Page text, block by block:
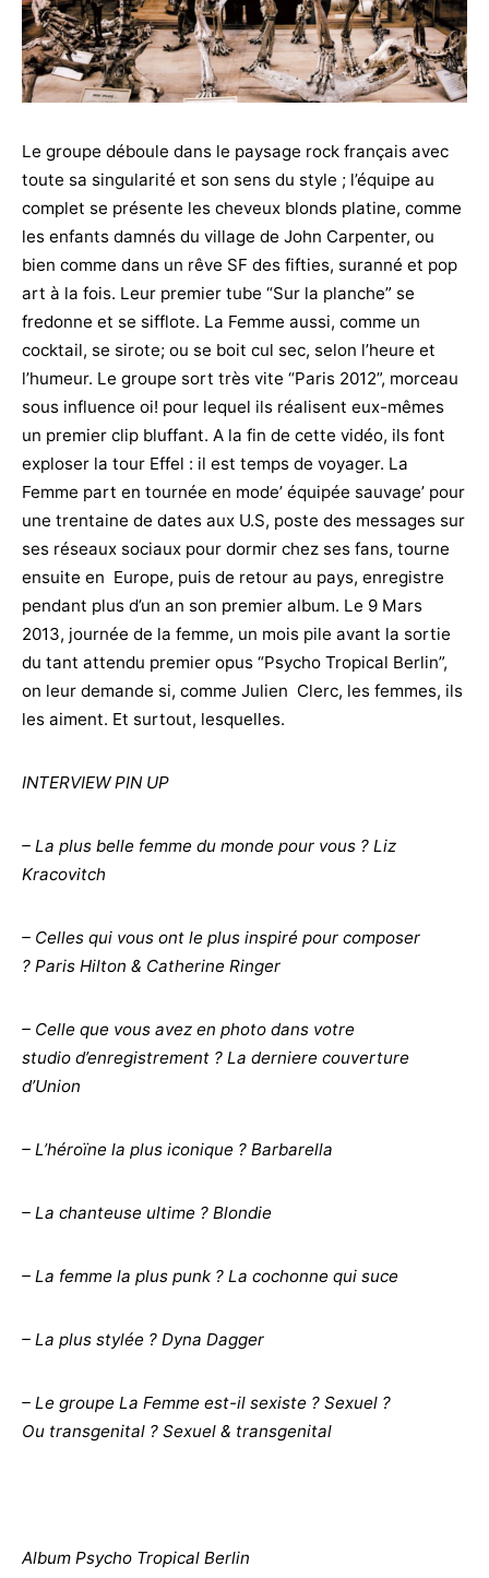
Le groupe déboule dans le paysage rock français avec
toute sa singularité et son sens du style ; l’équipe au
complet se présente les cheveux blonds platine, comme
les enfants damnés du village de John Carpenter, ou
bien comme dans un rêve SF des fifties, suranné et pop
art à la fois. Leur premier tube “Sur la planche” se
fredonne et se sifflote. La Femme aussi, comme un
cocktail, se sirote; ou se boit cul sec, selon l’heure et
l’humeur. Le groupe sort très vite “Paris 2012”, morceau
sous influence oi! pour lequel ils réalisent eux-mêmes
un premier clip bluffant. A la fin de cette vidéo, ils font
exploser la tour Effel : il est temps de voyager. La
Femme part en tournée en mode’ équipée sauvage’ pour
une trentaine de dates aux U.S, poste des messages sur
ses réseaux sociaux pour dormir chez ses fans, tourne
ensuite en Europe, puis de retour au pays, enregistre
pendant plus d’un an son premier album. Le 9 Mars
2013, journée de la femme, un mois pile avant la sortie
du tant attendu premier opus “Psycho Tropical Berlin”,
on leur demande si, comme Julien Clerc, les femmes, ils
les aiment. Et surtout, lesquelles.
INTERVIEW PIN UP
– La plus belle femme du monde pour vous ? Liz
Kracovitch
– Celles qui vous ont le plus inspiré pour composer
? Paris Hilton & Catherine Ringer
– Celle que vous avez en photo dans votre
studio d’enregistrement ? La derniere couverture
d’Union
– L’héroïne la plus iconique ? Barbarella
– La chanteuse ultime ? Blondie
– La femme la plus punk ? La cochonne qui suce
– La plus stylée ? Dyna Dagger
– Le groupe La Femme est-il sexiste ? Sexuel ?
Ou transgenital ? Sexuel & transgenital
Album Psycho Tropical Berlin